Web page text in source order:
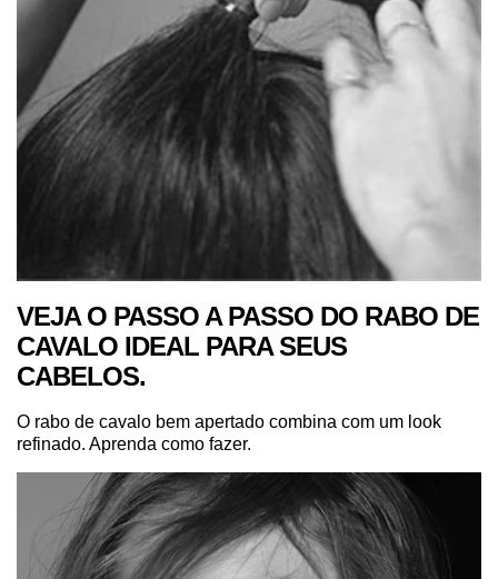
VEJA O PASSO A PASSO DO RABO DE
CAVALO IDEAL PARA SEUS
CABELOS.
O rabo de cavalo bem apertado combina com um look
refinado. Aprenda como fazer.